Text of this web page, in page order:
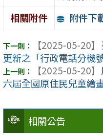
相關公告
相關附件
附件下
【2025-05-20】
更新之「行政電話分機
【2025-05-20】
六屆全國原住民兒童繪